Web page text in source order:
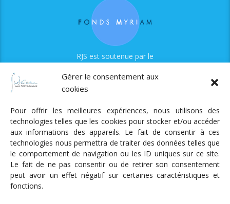
Gérer le consentement aux
cookies
Pour offrir les meilleures expériences, nous utilisons des
technologies telles que les cookies pour stocker et/ou accéder
aux informations des appareils. Le fait de consentir à ces
technologies nous permettra de traiter des données telles que
le comportement de navigation ou les ID uniques sur ce site.
Le fait de ne pas consentir ou de retirer son consentement
peut avoir un effet négatif sur certaines caractéristiques et
fonctions.
RJS est soutenue par le
Radio Judaica Strasbourg
Tous droits réservés
RADIO JUDAÏCA
ÉMISSIONS ET GRILLE DES PROGRAMMES
PODCASTS